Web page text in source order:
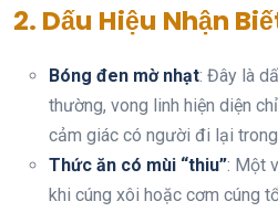
2. Dấu Hiệu Nhận
Bóng đen mờ nhạt: Đây là
thường, vong linh hiện diện
cảm giác có người đi lại trong
Thức ăn có mùi “thiu”: Một
khi cúng xôi hoặc cơm cúng